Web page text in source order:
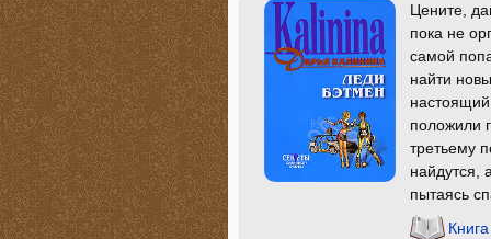
Цените,
пока не
самой
найти
положили
третьему
найдутся,
пытаясь